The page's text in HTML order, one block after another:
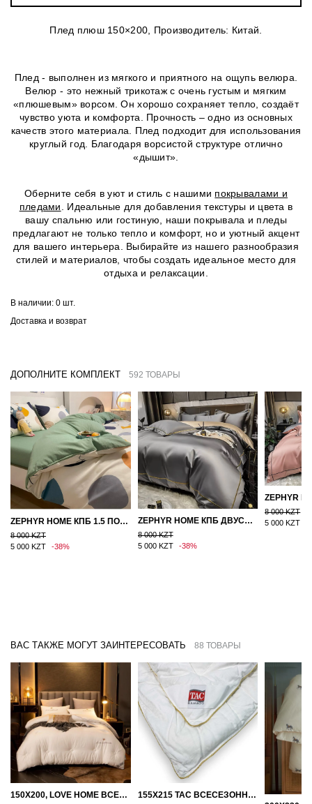
Плед плюш 150×200, Производитель: Китай.
Плед - выполнен из мягкого и приятного на ощупь велюра.
Велюр - это нежный трикотаж с очень густым и мягким
«плюшевым» ворсом. Он хорошо сохраняет тепло, создаёт
чувство уюта и комфорта. Прочность – одно из основных
качеств этого материала. Плед подходит для использования
круглый год. Благодаря ворсистой структуре отлично
«дышит».
Оберните себя в уют и стиль с нашими покрывалами и
пледами
. Идеальные для добавления текстуры и цвета в
вашу спальню или гостиную, наши покрывала и пледы
предлагают не только тепло и комфорт, но и уютный акцент
для вашего интерьера. Выбирайте из нашего разнообразия
стилей и материалов, чтобы создать идеальное место для
отдыха и релаксации.
В наличии: 0 шт.
Доставка и возврат
ДОПОЛНИТЕ КОМПЛЕКТ 592 ТОВАРЫ
ZEPHYR HOME КПБ 1.5 ПОЛУТОРКА ЦВЕТНЫЕ КРУГИ
8 000 KZT
5 000 KZT
-38%
ZEPHYR HOME КПБ ДВУСПАЛКА ЕВРО МАКО-САТИН 100S ГРАНИТ
8 000 KZT
5 000 KZT
-38%
8 000 KZT
5 000 KZT
ВАС ТАКЖЕ МОГУТ ЗАИНТЕРЕСОВАТЬ 88 ТОВАРЫ
150Х200, LOVE HOME ВСЕСЕЗОННОЕ ОДЕЯЛО ИЗ ХЛОПКА С НАПОЛНИТЕЛЕМ МИКРОГЕЛЬ 155Х215 TAC ВСЕСЕЗОННОЕ ХЛОПКОВОЕ ОДЕЯЛО ИЗ БАМБУКОВОГО ВОЛОКНА